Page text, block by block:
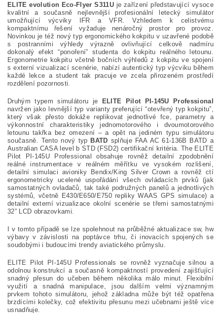
ELITE evolution Eco-Flyer S311U je zařízení představující vysoce
kvalitní a současně nejlevnější profesionální letecký simulátor
umožňující výcviky IFR a VFR.
Vzhledem k celistvému
kompaktnímu řešení vyžaduje nenáročný prostor pro provoz.
Novinkou je též nový typ ergonomického kokpitu v uzavřené podobě
s postranními výhledy výrazně ovlivňující celkově nadmíru
dokonalý efekt “ponoření” studenta do kokpitu reálného letounu.
Ergonometrie kokpitu včetně bočních výhledů z kokpitu ve spojení
s externí vizualizací scenérie, nabízí autentický typ výcviku během
každé lekce a student tak pracuje ve zcela přirozeném prostředí
rozdělení pozornosti.
Druhým typem simulátoru je ELITE Pilot PI-145U Professional
navržen jako levnější typ varianty preferující “otevřený typ kokpitu”,
který však přesto dokáže replikovat jednotlivé fce, parametry a
výkonnostní charakteristiky jednomotorového i dvoumotorového
letounu takřka bez omezení – a opět na jediném typu simulátoru
současně. Tento nový typBATD splňuje FAA AC 61-136B BATD a
Australian CASA level b STD (FSD2) certifikační kritéria. The ELITE
Pilot PI-145U Professional obsahuje rovněž detailní zpodobnění
reálné instrumentace v reálném měřítku ve vysokém rozlišení,
detailní simulaci avioniky Bendix/King Silver Crown a rovněž ctí
ergonometricky ucelené uspořádání všech ovládacích prvků (jak
samostatných ovladačů, tak také podružných panelů a jednotlivých
systémů, včetně E430/E650/E750 repliky WAAS GPS simulace) a
detailní externí vizualizace okolní scenérie se třemi samostatnými
32” LCD obrazovkami.
I v tomto případě se lze spolehnout na průběžné aktualizace sw, hw
výbavy v závislosti na poptávce trhu, či inovacích spojených se
soudobými i budoucími trendy aviatického průmyslu.
ELITE Pilot PI-145U Professionals se rovněž vyznačuje silnou a
odolnou konstrukcí a současně kompaktností provedení zajišťující
snadný přesun do učeben během několika málo minut. Flexibilní
využití a snadná manipulace, jsou dalším velmi významným
prvkem tohoto simulátoru, jehož základna může být též opatřena
brzdícími kolečky, což efektivitu přesunu mezi učebnami ještě více
usnadňuje.